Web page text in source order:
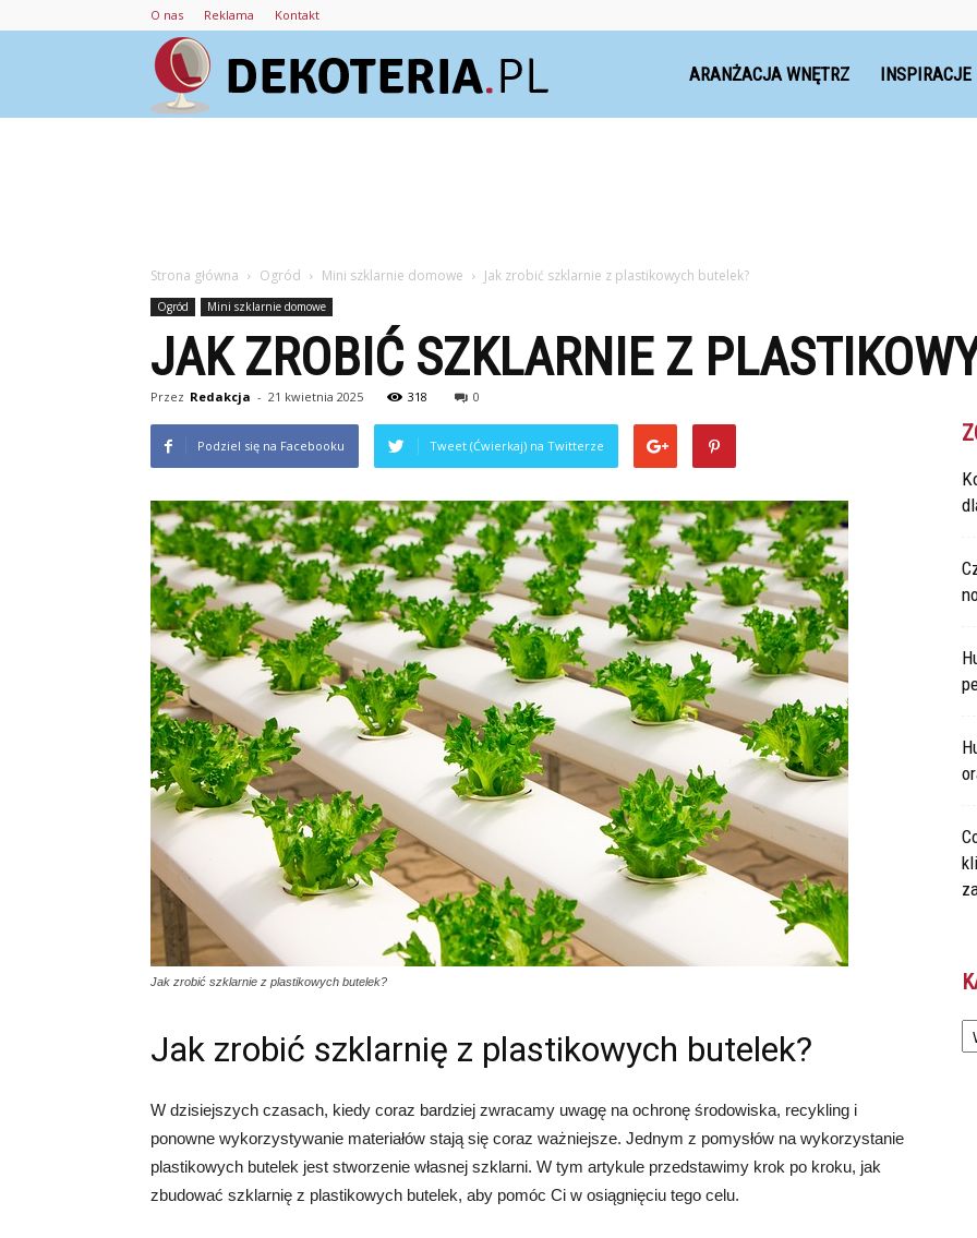
O nas Reklama Kontakt
ARANŻACJA WNĘTRZ INSPIRACJE
Strona główna Ogród Mini szklarnie domowe Jak zrobić szklarnie z plastikowych butelek?
Ogród Mini szklarnie domowe
JAK ZROBIĆ SZKLARNIE Z
Przez Redakcja - 21 kwietnia 2025 318 0
Podziel się na Facebooku Tweet (Ćwierkaj) na Twitterze
Jak zrobić szklarnie z plastikowych butelek?
Jak zrobić szklarnię z plastikowych butelek?
W dzisiejszych czasach, kiedy coraz bardziej zwracamy uwagę na ochronę środowiska, recykling i
ponowne wykorzystywanie materiałów stają się coraz ważniejsze. Jednym z pomysłów na wykorzystanie
plastikowych butelek jest stworzenie własnej szklarni. W tym artykule przedstawimy krok po kroku, jak
zbudować szklarnię z plastikowych butelek, aby pomóc Ci w osiągnięciu tego celu.